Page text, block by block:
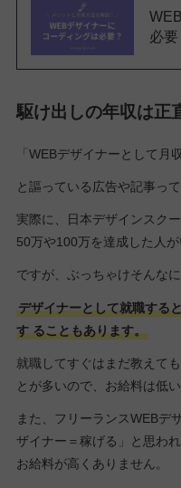
必
駆け出しの年収は正
「WEBデザイナーとして月
と謳っている広告や記事っ
実際に、日本デザインスク
50万や100万を達成した人が
ですが、ぶっちゃけそんな
デザイナーとして就職する
す ることもあります。
就職してすぐはまだ教えて
とが多いので、お給料は低い
また、フリーランスWEBデ
ザイナー＝稼げる」と思わ
お給料が高くありません。